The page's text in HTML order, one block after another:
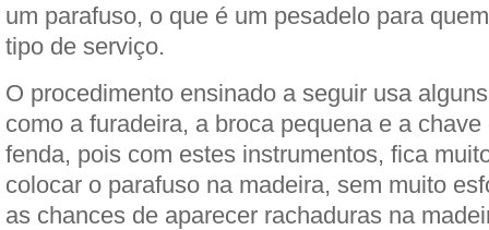
um parafuso, o que é um pesadelo para
tipo de serviço.
O procedimento ensinado a seguir usa
como a furadeira, a broca pequena e a
fenda, pois com estes instrumentos, fica
colocar o parafuso na madeira, sem muito
as chances de aparecer rachaduras na